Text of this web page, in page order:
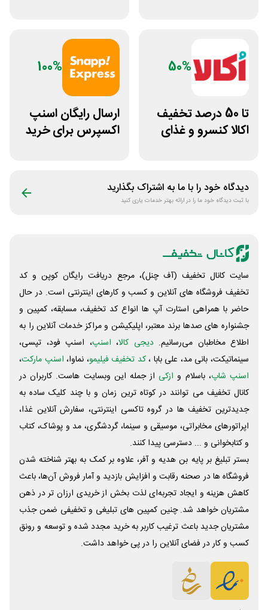
50%
تا 50 درصد تخفیف
اکالا کنسرو و غذای
100%
ارسال رایگان اسنپ
اکسپرس برای خرید
دیدگاه خود را با ما به اشتراک بگذارید
با ثبت دیدگاه خود ما را در ارائه بهتر خدمات یاری کنید
سایت کانال تخفیف (آف چنل)، مرجع دریافت رایگان کوپن و کد
تخفیف فروشگاه های آنلاین و کسب و‌ کارهای اینترنتی است. در حال
حاضر با همراهی استارت آپ ها انواع کد تخفیف، مسابقه، کمپین و
جشنواره های صدها برند معتبر، اپلیکیشن و مراکز خدمات آنلاین را به
اطلاع مخاطبان می‌رسانیم. دیجی کالا، اسنپ، اسنپ فود، تپسی،
سینماتیکت، بانی مد، علی‌ بابا ،کد تخفیف فیلیمو، نماوا، اسنپ مارکت،
اسنپ شاپ، باسلام و ازکی از جمله این وبسایت ‌هاست. کاربران در
کانال تخفیف می توانند در کوتاه ترین زمان و با چند کلیک ساده به
جدیدترین تخفیف ها در گروه تاکسی اینترنتی، سفارش آنلاین غذا،
اپراتورهای مخابراتی، موسیقی و سینما، گردشگری، مد و پوشاک، کتاب
و کتابخوانی و ... دسترسی پیدا کنند.
بستر تبلیغ بر پایه بن هدیه و آفر، علاوه بر کمک به بهتر شناخته شدن
فروشگاه ها در صحنه رقابت و افزایش بازدید و آمار فروش آن‌ها، باعث
کاهش هزینه و ایجاد تجربه‌ای لذت بخش از خریدی ارزان تر در ذهن
مشتریان خواهد شد. چنین کمپین های تبلیغی و تخفیفی ضمن جذب
مشتریان جدید باعث ترغیب کاربر به خرید مجدد شده و توسعه و رونق
کسب و کار در فضای آنلاین را در پی خواهد داشت.